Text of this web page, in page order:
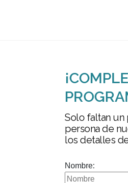
Solo faltan un
persona de
los detalles
Nombre: